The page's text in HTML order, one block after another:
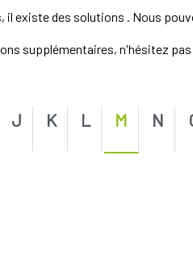
existe des solutions . Nous
supplémentaires, n'hésitez
J K L M N